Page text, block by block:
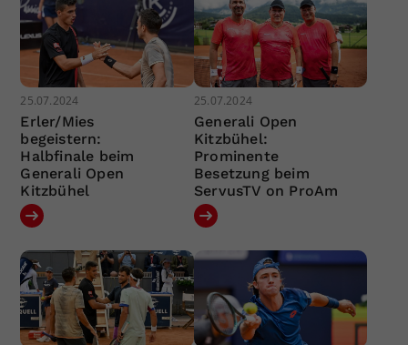
25.07.2024
Erler/Mies
begeistern:
Halbfinale beim
Generali Open
Kitzbühel
25.07.2024
Generali Open
Kitzbühel:
Prominente
Besetzung beim
ServusTV on ProAm